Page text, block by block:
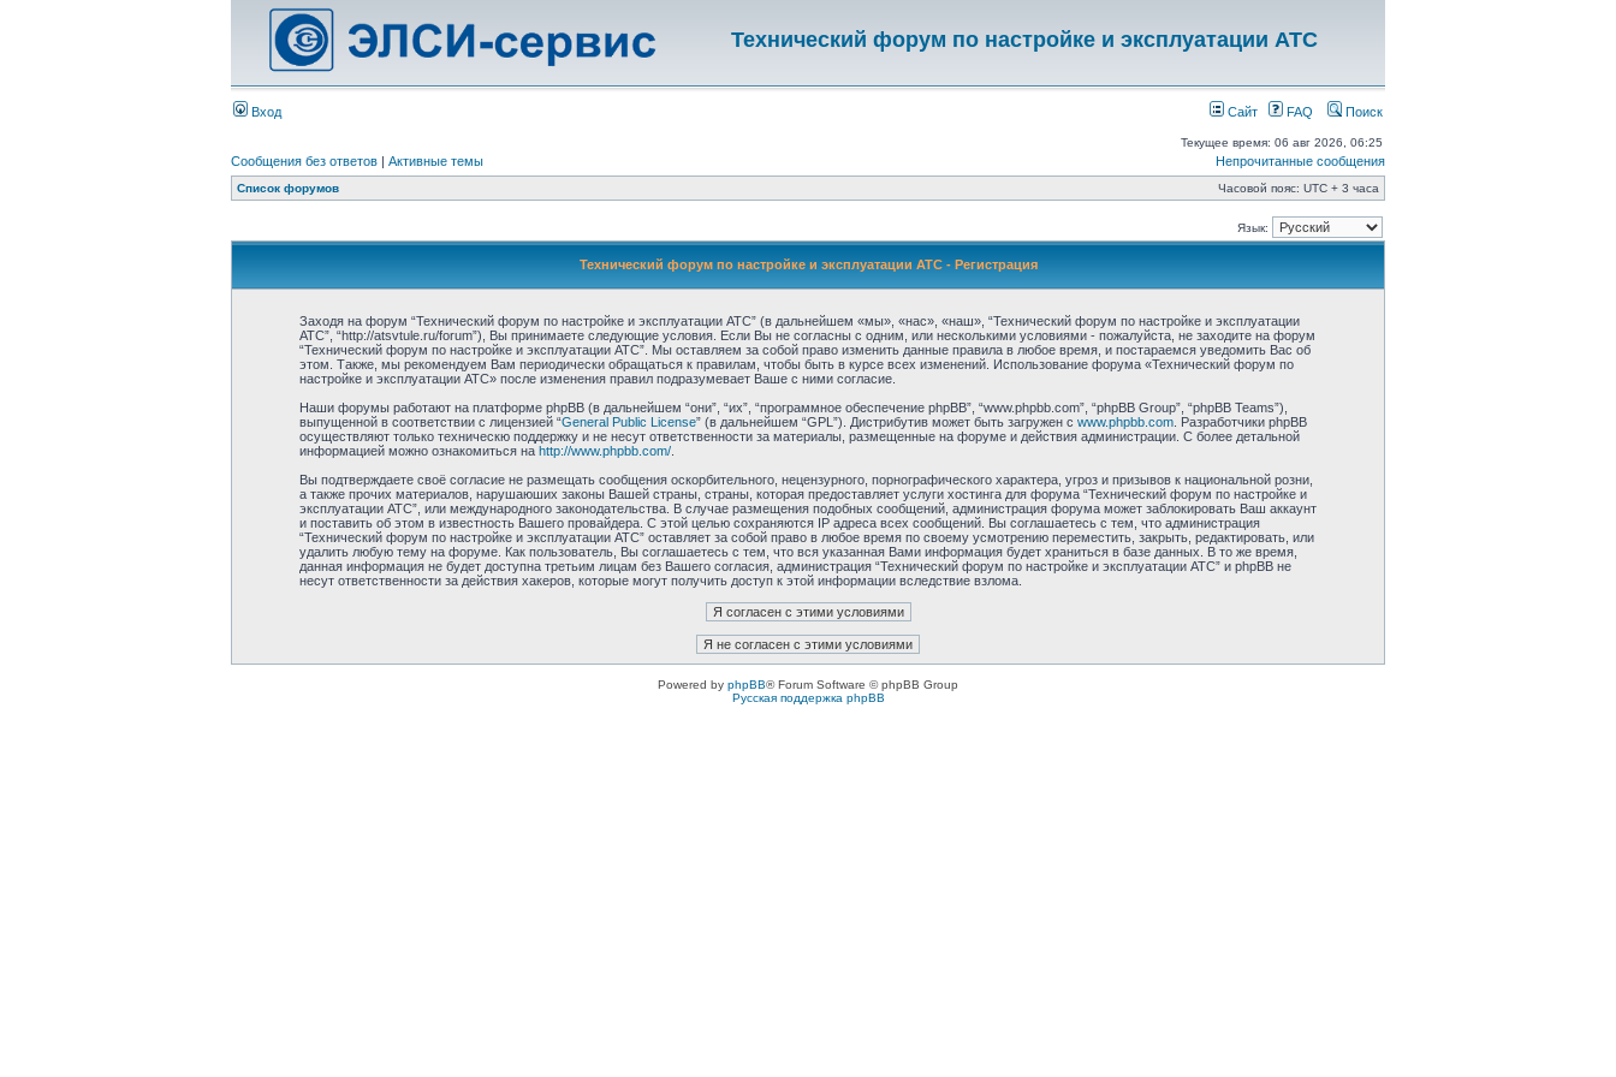
Технический форум по настройке и эксплуатации АТС
Вход Сайт FAQ Поиск
Текущее время: 06 авг 2026, 06:25
Сообщения без ответов | Активные темы Непрочитанные сообщения
Список форумов Часовой пояс: UTC + 3 часа
Язык:
Технический форум по настройке и эксплуатации АТС - Регистрация
Заходя на форум “Технический форум по настройке и эксплуатации АТС” (в дальнейшем «мы», «нас», «наш», “Технический форум по настройке и эксплуатации
АТС”, “http://atsvtule.ru/forum”), Вы принимаете следующие условия. Если Вы не согласны с одним, или несколькими условиями - пожалуйста, не заходите на форум
“Технический форум по настройке и эксплуатации АТС”. Мы оставляем за собой право изменить данные правила в любое время, и постараемся уведомить Вас об
этом. Также, мы рекомендуем Вам периодически обращаться к правилам, чтобы быть в курсе всех изменений. Использование форума «Технический форум по
настройке и эксплуатации АТС» после изменения правил подразумевает Ваше с ними согласие.
Наши форумы работают на платформе phpBB (в дальнейшем “они”, “их”, “программное обеспечение phpBB”, “www.phpbb.com”, “phpBB Group”, “phpBB Teams”),
выпущенной в соответствии с лицензией “General Public License” (в дальнейшем “GPL”). Дистрибутив может быть загружен с www.phpbb.com. Разработчики phpBB
осуществляют только техническю поддержку и не несут ответственности за материалы, размещенные на форуме и действия администрации. С более детальной
информацией можно ознакомиться на http://www.phpbb.com/.
Вы подтверждаете своё согласие не размещать сообщения оскорбительного, нецензурного, порнографического характера, угроз и призывов к национальной розни,
а также прочих материалов, нарушаюших законы Вашей страны, страны, которая предоставляет услуги хостинга для форума “Технический форум по настройке и
эксплуатации АТС”, или международного законодательства. В случае размещения подобных сообщений, администрация форума может заблокировать Ваш аккаунт
и поставить об этом в известность Вашего провайдера. С этой целью сохраняются IP адреса всех сообщений. Вы соглашаетесь с тем, что администрация
“Технический форум по настройке и эксплуатации АТС” оставляет за собой право в любое время по своему усмотрению переместить, закрыть, редактировать, или
удалить любую тему на форуме. Как пользователь, Вы соглашаетесь с тем, что вся указанная Вами информация будет храниться в базе данных. В то же время,
данная информация не будет доступна третьим лицам без Вашего согласия, администрация “Технический форум по настройке и эксплуатации АТС” и phpBB не
несут ответственности за действия хакеров, которые могут получить доступ к этой информации вследствие взлома.
Powered by phpBB® Forum Software © phpBB Group
Русская поддержка phpBB